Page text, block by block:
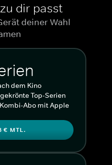
dir passt
deiner Wahl
dem Kino
Top-Serien
Abo mit Apple
€ MTL.